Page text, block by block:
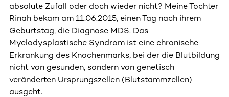
absolute Zufall oder doch wieder nicht? Meine Tochter
Rinah bekam am 11.06.2015, einen Tag nach ihrem
Geburtstag, die Diagnose MDS. Das
Myelodysplastische Syndrom ist eine chronische
Erkrankung des Knochenmarks, bei der die Blutbildung
nicht von gesunden, sondern von genetisch
veränderten Ursprungszellen (Blutstammzellen)
ausgeht.